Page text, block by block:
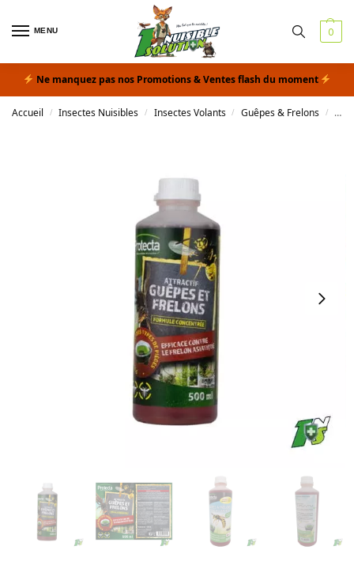
MENU 0
Ne manquez pas nos Promotions & Ventes flash du moment
Accueil / Insectes Nuisibles / Insectes Volants / Guêpes & Frelons /